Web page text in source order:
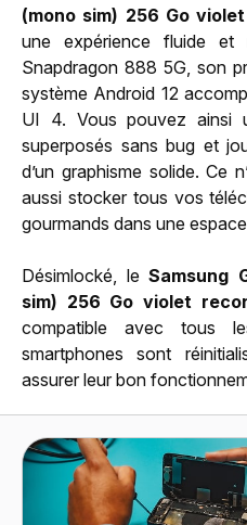
(mono sim) 256 Go
une expérience fluide
Snapdragon 888 5G, son
système Android 12
UI 4. Vous pouvez ainsi
superposés sans bug et
d’un graphisme solide. Ce
aussi stocker tous vos
gourmands dans une
Désimlocké, leSamsung
sim) 256 Go violet
compatible avec tous
smartphones sont
assurer leur bon